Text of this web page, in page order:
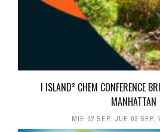
I ISLAND² CHEM CONFERENCE
MANHATTAN
MIÉ 02 SEP, JUE 03 SEP,